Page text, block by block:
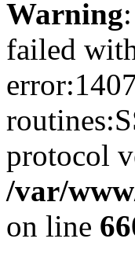
Warning
failed
protocol
/var/
on line